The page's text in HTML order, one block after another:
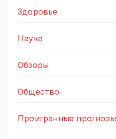
Здоровье
Наука
Обзоры
Общество
Проигранные прогнозы